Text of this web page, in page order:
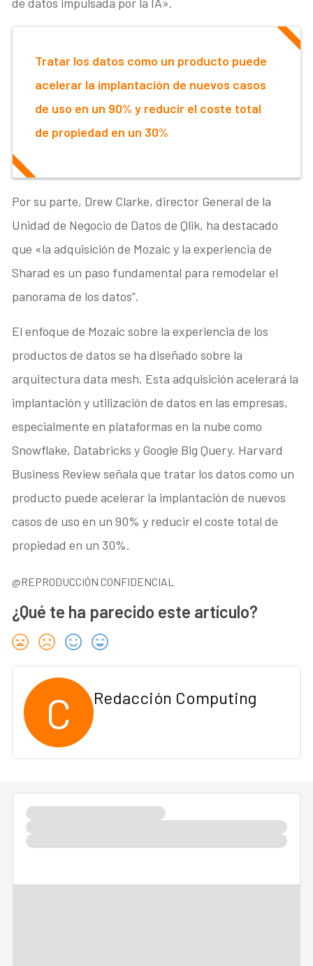
Tratar los datos como un producto puede
acelerar la implantación de nuevos casos
de uso en un 90% y reducir el coste total
de propiedad en un 30%
Por su parte, Drew Clarke, director General de la
Unidad de Negocio de Datos de Qlik, ha destacado
que «la adquisición de Mozaic y la experiencia de
Sharad es un paso fundamental para remodelar el
panorama de los datos”.
El enfoque de Mozaic sobre la experiencia de los
productos de datos se ha diseñado sobre la
arquitectura data mesh. Esta adquisición acelerará la
implantación y utilización de datos en las empresas,
especialmente en plataformas en la nube como
Snowflake, Databricks y Google Big Query. Harvard
Business Review señala que tratar los datos como un
producto puede acelerar la implantación de nuevos
casos de uso en un 90% y reducir el coste total de
propiedad en un 30%.
@REPRODUCCIÓN CONFIDENCIAL
¿Qué te ha parecido este artículo?
C Redacción Computing